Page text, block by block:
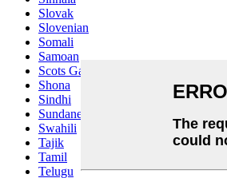
Slovak
Slovenian
Somali
Samoan
Scots Gaelic
Shona
Sindhi
Sundanese
Swahili
Tajik
Tamil
Telugu